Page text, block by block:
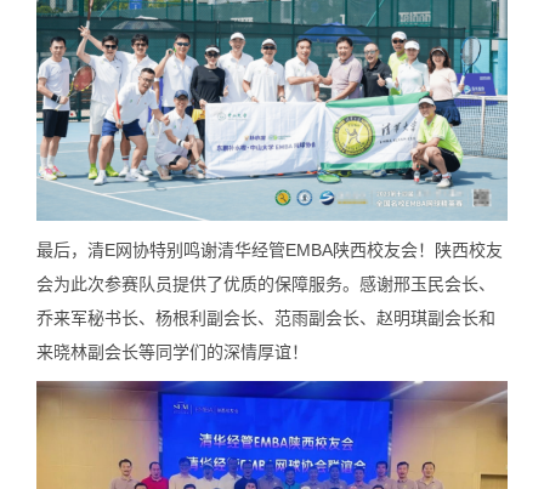
最后，清E网协特别鸣谢清华经管EMBA陕西校友会！陕西校友
会为此次参赛队员提供了优质的保障服务。感谢邢玉民会长、
乔来军秘书长、杨根利副会长、范雨副会长、赵明琪副会长和
来晓林副会长等同学们的深情厚谊！